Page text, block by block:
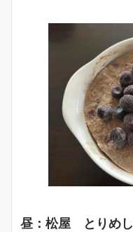
昼：松屋 とりめし